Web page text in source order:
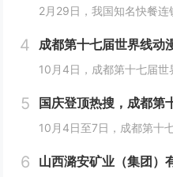
4 成都第十七届世界线动
5 国庆登顶热搜，成都第
6